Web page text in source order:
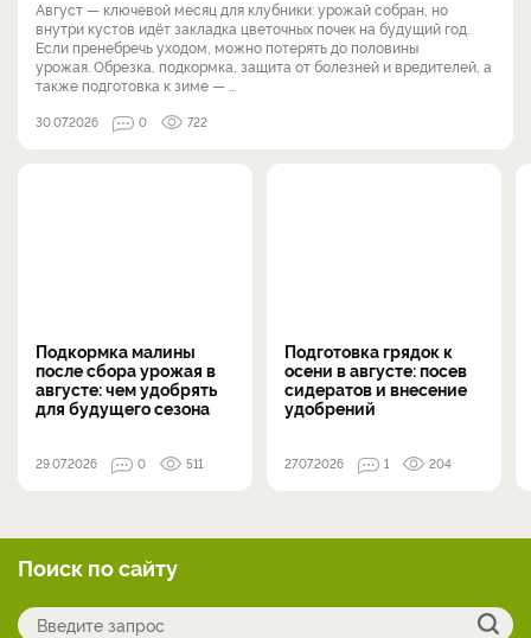
Август — ключевой месяц для клубники: урожай собран, но
внутри кустов идёт закладка цветочных почек на будущий год.
Если пренебречь уходом, можно потерять до половины
урожая. Обрезка, подкормка, защита от болезней и вредителей, а
также подготовка к зиме — ...
30.07.2026 0 722
Подкормка малины
после сбора урожая в
августе: чем удобрять
для будущего сезона
29.07.2026 0 511
Подготовка грядок к
осени в августе: посев
сидератов и внесение
удобрений
27.07.2026 1 204
Поиск по сайту